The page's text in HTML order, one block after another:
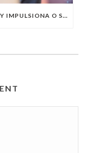
DESCUBRA COMO A OBSERVABILITY IMPULSIONA O SUCESSO DO SEU NEGÓCIO